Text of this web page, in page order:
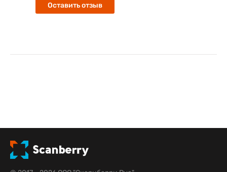
Оставить отзыв